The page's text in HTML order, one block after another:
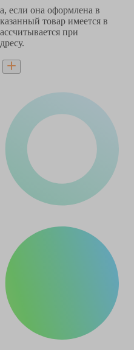
если она оформлена в
товар имеется в
при